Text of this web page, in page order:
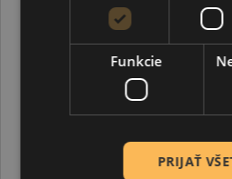
Funkcie
PRIJAŤ